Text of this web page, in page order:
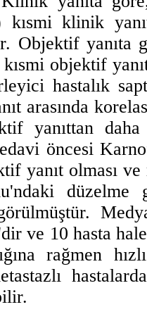
kısmi klinik
Objektif yanıta
objektif
hastalık
arasında
yanıttan
öncesi
yanıt olması
düzelme
ve 10 hasta
rağmen